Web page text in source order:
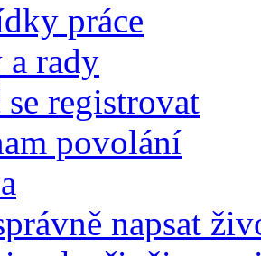
práce
rady
se registrovat
povolání
napsat